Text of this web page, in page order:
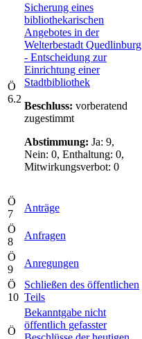
Ö
6.2
Sicherung eines
bibliothekarischen
Angebotes in der
Welterbestadt Quedlinburg
- Entscheidung zur
Einrichtung einer
Stadtbibliothek
Beschluss: vorberatend
zugestimmt
Abstimmung: Ja: 9,
Nein: 0, Enthaltung: 0,
Mitwirkungsverbot: 0
Ö
7
Anträge
Ö
8
Anfragen
Ö
9
Anregungen
Ö
10
Schließen des öffentlichen
Teils
Ö
Bekanntgabe nicht
öffentlich gefasster